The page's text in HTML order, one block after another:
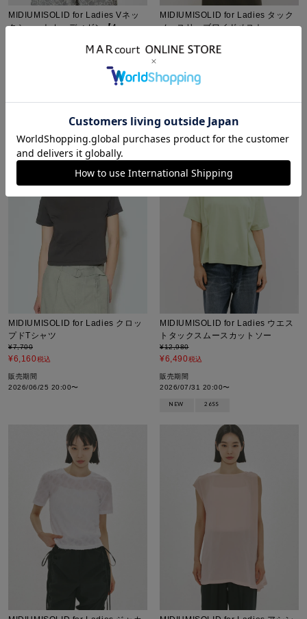
MIDIUMISOLID for Ladies Vネッ
クショートカーディガン【4-
MIDIUMISOLID for Ladies タック
ノースリーブワイドベスト
¥6,050税込
2026/07/31 20:00
MIDIUMISOLID for Ladies クロッ
プドTシャツ
¥7,700
¥6,160税込
販売期間
2026/06/25 20:00〜
MIDIUMISOLID for Ladies ウエス
トタックスムースカットソー
¥12,980
¥6,490税込
販売期間
2026/07/31 20:00〜
NEW 26SS